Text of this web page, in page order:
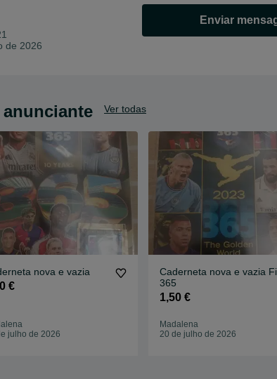
de 2026
Enviar
Ver todas
nova e vazia
€
julho de 2026
Caderneta nova e vazia
365
1,50 €
Madalena
20 de julho de 2026